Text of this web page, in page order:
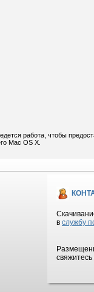
работа, чтобы
Mac OS X.
в службу
свяжитесь